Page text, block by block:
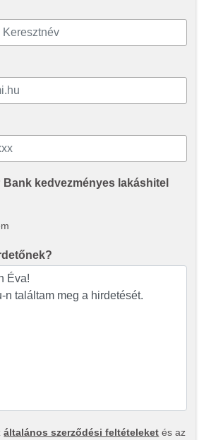
Bank kedvezményes lakáshitel
általános szerződési feltételeket és az